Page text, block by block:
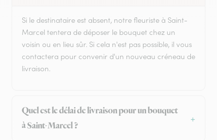
Si le destinataire est absent, notre fleuriste à Saint-
Marcel tentera de déposer le bouquet chez un
voisin ou en lieu sûr. Si cela n'est pas possible, il vous
contactera pour convenir d'un nouveau créneau de
livraison.
Quel est le délai de livraison pour un bouquet
à Saint-Marcel ?